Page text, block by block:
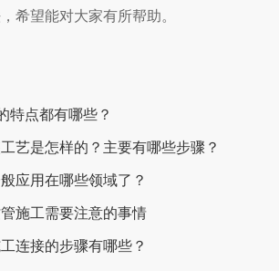
希望能对大家有所帮助。
特点都有哪些？
艺是怎样的？主要有哪些步骤？
应用在哪些领域了？
施工需要注意的事情
连接的步骤有哪些？